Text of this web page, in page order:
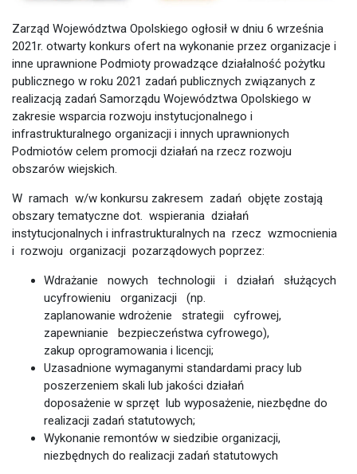
Zarząd Województwa Opolskiego ogłosił w dniu 6 września
2021r. otwarty konkurs ofert na wykonanie przez organizacje i
inne uprawnione Podmioty prowadzące działalność pożytku
publicznego w roku 2021 zadań publicznych związanych z
realizacją zadań Samorządu Województwa Opolskiego w
zakresie wsparcia rozwoju instytucjonalnego i
infrastrukturalnego organizacji i innych uprawnionych
Podmiotów celem promocji działań na rzecz rozwoju
obszarów wiejskich.
W ramach w/w konkursu zakresem zadań objęte zostają
obszary tematyczne dot. wspierania działań
instytucjonalnych i infrastrukturalnych na rzecz wzmocnienia
i rozwoju organizacji pozarządowych poprzez:
Wdrażanie nowych technologii i działań służących
ucyfrowieniu organizacji (np.
zaplanowanie wdrożenie strategii cyfrowej,
zapewnianie bezpieczeństwa cyfrowego),
zakup oprogramowania i licencji;
Uzasadnione wymaganymi standardami pracy lub
poszerzeniem skali lub jakości działań
doposażenie w sprzęt lub wyposażenie, niezbędne do
realizacji zadań statutowych;
Wykonanie remontów w siedzibie organizacji,
niezbędnych do realizacji zadań statutowych